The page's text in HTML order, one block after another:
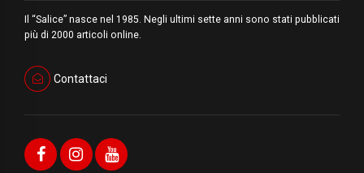
Il “Salice” nasce nel 1985. Negli ultimi sette anni sono stati pubblicati
più di 2000 articoli online.
Contattaci